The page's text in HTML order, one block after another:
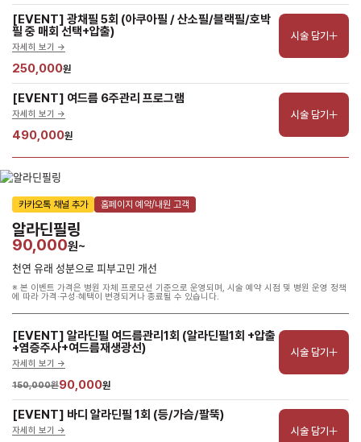
[EVENT] 광채필 5회 (아쿠아필 / 산소필/블랙필/호박
필 중 매회 선택+압출)
자세히 보기 ->
250,000원
시술 담기
[EVENT] 여드름 6주관리 프로그램
자세히 보기 ->
490,000원
시술 담기
카카오톡 채널 추가 홈페이지 예약/내원 고객
알라딘필링
90,000원~
천연 유래 성분으로 피부고민 개선
※ 본 이벤트 가격은 병원 자체 프로모션 기준으로 운영되며, 시술 예약 시점 및 병원 운영 정책
에 따라 가격·구성·혜택이 변경되거나 종료될 수 있습니다.
[EVENT] 알라딘필 여드름관리1회 (알라딘필1회 +압출
+염증주사+여드름재생광선)
자세히 보기 ->
150,000원90,000원
시술 담기
[EVENT] 바디 알라딘필 1회 (등/가슴/팔뚝)
자세히 보기 -> 시술 담기